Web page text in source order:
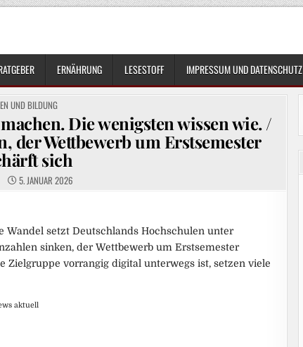
ERNÄHRUNG LESESTOFF IMPRESSUM UND DATENSCHUTZ
UND BILDUNG
Die wenigsten wissen wie. /
der Wettbewerb um Erstsemester
sich
5. JANUAR 2026
Wandel setzt Deutschlands Hochschulen unter
sinken, der Wettbewerb um Erstsemester
Zielgruppe vorrangig digital unterwegs ist, setzen viele
aktuell